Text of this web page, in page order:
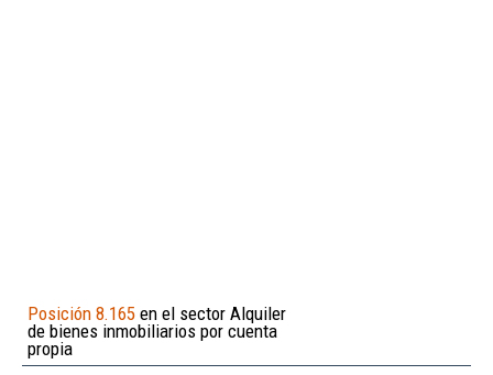
Posición 8.165 en el sector Alquiler
de bienes inmobiliarios por cuenta
propia